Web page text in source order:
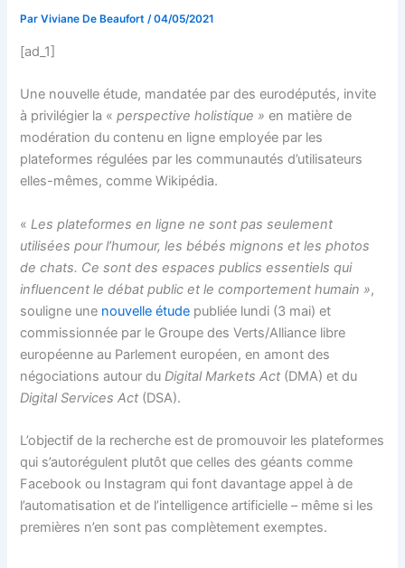
ParViviane De Beaufort/04/05/2021
[ad_1]
Une nouvelle étude, mandatée par des eurodéputés, invite
à privilégier la «perspective holistique » en matière de
modération du contenu en ligne employée par les
plateformes régulées par les communautés d’utilisateurs
elles-mêmes, comme Wikipédia.
«Les plateformes en ligne ne sont pas seulement
utilisées pour l’humour, les bébés mignons et les photos
de chats. Ce sont des espaces publics essentiels qui
influencent le débat public et le comportement humain »,
souligne une nouvelle étude publiée lundi (3 mai) et
commissionnée par le Groupe des Verts/Alliance libre
européenne au Parlement européen, en amont des
négociations autour duDigital Markets Act (DMA) et du
Digital Services Act (DSA).
L’objectif de la recherche est de promouvoir les plateformes
qui s’autorégulent plutôt que celles des géants comme
Facebook ou Instagram qui font davantage appel à de
l’automatisation et de l’intelligence artificielle – même si les
premières n’en sont pas complètement exemptes.